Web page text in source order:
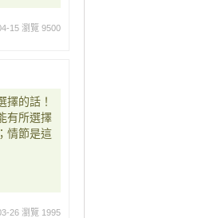
15 瀏覽 9500
擇的話！
有所選擇
情節是這
26 瀏覽 1995